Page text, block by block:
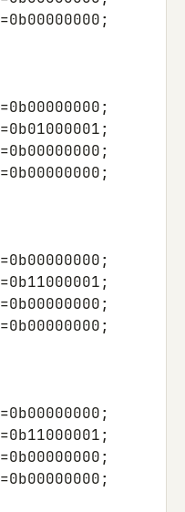
=0b00000000;
=0b00000000;
=0b01000001;
=0b00000000;
=0b00000000;
=0b00000000;
=0b11000001;
=0b00000000;
=0b00000000;
=0b00000000;
=0b11000001;
=0b00000000;
=0b00000000;